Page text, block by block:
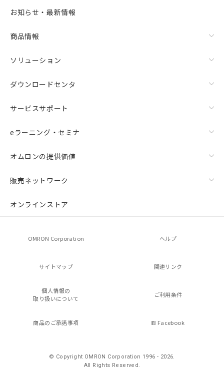
お知らせ・最新情報
商品情報
ソリューション
ダウンロードセンタ
サービスサポート
eラーニング・セミナ
オムロンの提供価値
販売ネットワーク
オンラインストア
OMRON Corporation ヘルプ
サイトマップ 関連リンク
個人情報の
取り扱いについて
ご利用条件
商品のご承諾事項 Facebook
© Copyright OMRON Corporation 1996 - 2026.
All Rights Reserved.